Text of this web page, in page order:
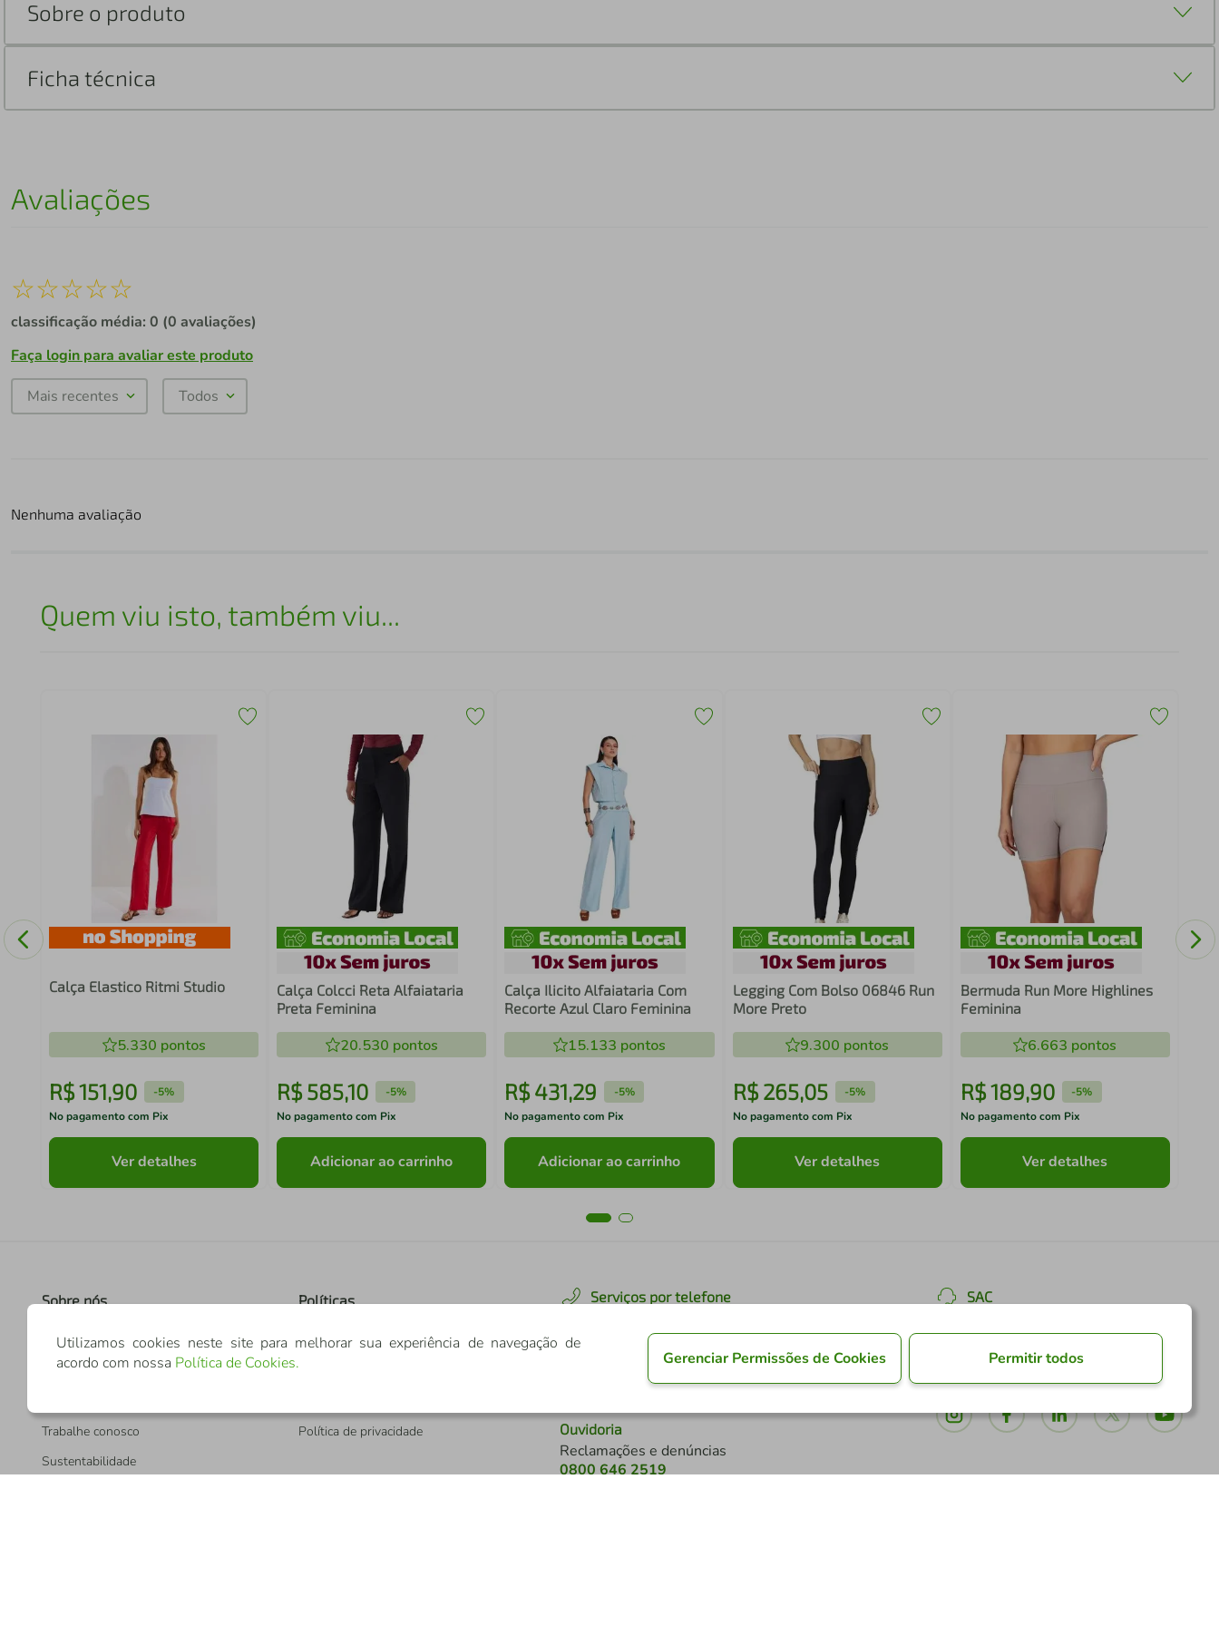
Sobre o produto
Ficha técnica
Avaliações
☆☆☆☆☆
classificação média: 0 (0 avaliações)
Faça login para avaliar este produto
Mais recentes Todos
Nenhuma avaliação
Quem viu isto, também viu...
Calça Elastico Ritmi Studio
5.330 pontos
R$151,90 -5%
No pagamento com Pix
Ver detalhes
Calça Colcci Reta Alfaiataria
Preta Feminina
20.530 pontos
R$ 585,10 -5%
No pagamento com Pix
Adicionar ao carrinho
Calça Ilicito Alfaiataria Com
Recorte Azul Claro Feminina
15.133 pontos
R$431,29 -5%
No pagamento com Pix
Adicionar ao carrinho
Legging Com Bolso 06846 Run
More Preto
9.300 pontos
R$ 265,05 -5%
No pagamento com Pix
Ver detalhes
Bermuda Run More Highlines
Feminina
6.663 pontos
R$189,90 -5%
No pagamento com Pix
Ver detalhes
Sobre nós
Quem somos
Nosso Shopping
Trabalhe conosco
Sustentabilidade
Políticas
Trocas e devoluções
Política de privacidade
Serviços por telefone
08h às 20h40
Sábado das 8h às 18h40
0800 724 4770
Ouvidoria
Reclamações e denúncias
0800 646 2519
SAC
0800 724 7220
Utilizamos cookies neste site para melhorar sua experiência de navegação de
acordo com nossa Política de Cookies. Gerenciar Permissões de Cookies Permitir todos